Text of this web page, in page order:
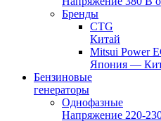
Бренды
CTG
Китай
Mitsui Power
Япония —
Бензиновые
генераторы
Однофазные
Напряжение 220-